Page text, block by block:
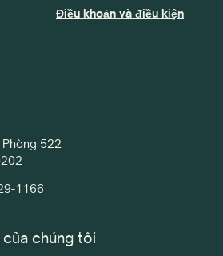
522
1166
Điều khoản và điều kiện
chúng tôi